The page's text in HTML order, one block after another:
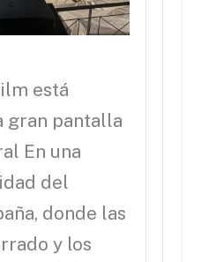
está
gran pantalla
En una
del
donde las
y los